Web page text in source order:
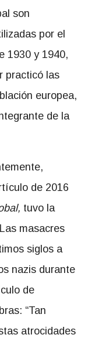
son
por el
1930 y 1940,
practicó las
europea,
de la
de 2016
tuvo la
masacres
siglos a
nazis durante
de
“Tan
atrocidades